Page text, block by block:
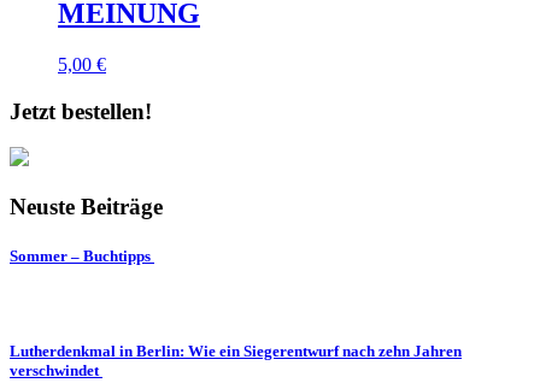
MEINUNG
5,00 €
Jetzt bestellen!
Neuste Beiträge
Sommer – Buchtipps
Lutherdenkmal in Berlin: Wie ein Siegerentwurf nach zehn Jahren
verschwindet